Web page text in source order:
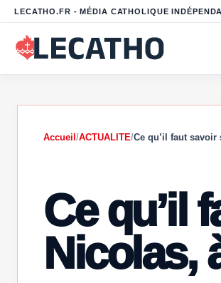
LECATHO.FR - MÉDIA CATHOLIQUE
Accueil /ACTUALITE/Ce qu’il faut
Ce qu’il
Nicolas,